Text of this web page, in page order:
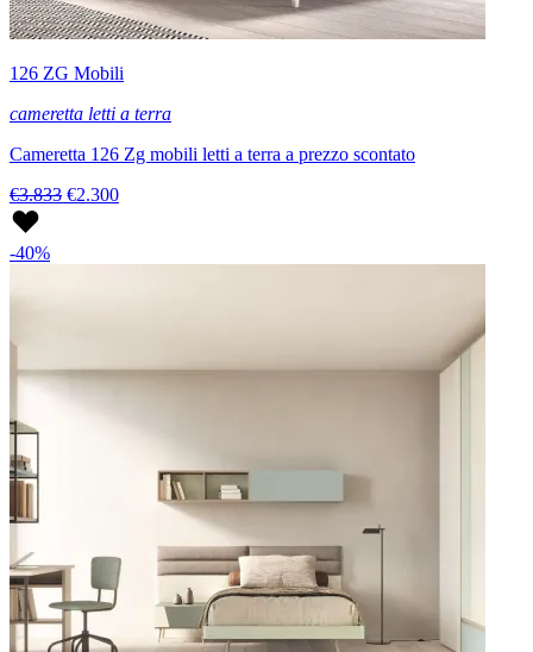
126 ZG Mobili
cameretta letti a terra
Cameretta 126 Zg mobili letti a terra a prezzo scontato
€3.833 €2.300
-40%